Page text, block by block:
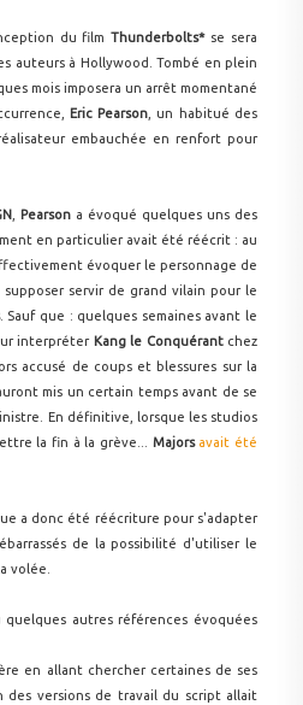
du filmThunderbolts*se sera
auteurs à Hollywood. Tombé en plein
mois imposera un arrêt momentané
Eric Pearson , un habitué des
embauchée en renfort pour
Pearson a évoqué quelques uns des
en particulier avait été réécrit : au
évoquer le personnage de
servir de grand vilain pour le
. Sauf que : quelques semaines avant le
interpréter Kang le Conquérantchez
accusé de coups et blessures sur la
mis un certain temps avant de se
En définitive, lorsque les studios
la fin à la grève... Majors avait été
a donc été réécriture pour s'adapter
de la possibilité d'utiliser le
volée.
autres références évoquées
en allant chercher certaines de ses
versions de travail du script allait